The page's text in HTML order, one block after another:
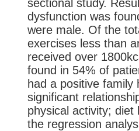
sectional study.
dysfunction was
were male. Of the
exercises less than
received over
found in 54% of
had a positive family
significant
physical activity; diet
the regression